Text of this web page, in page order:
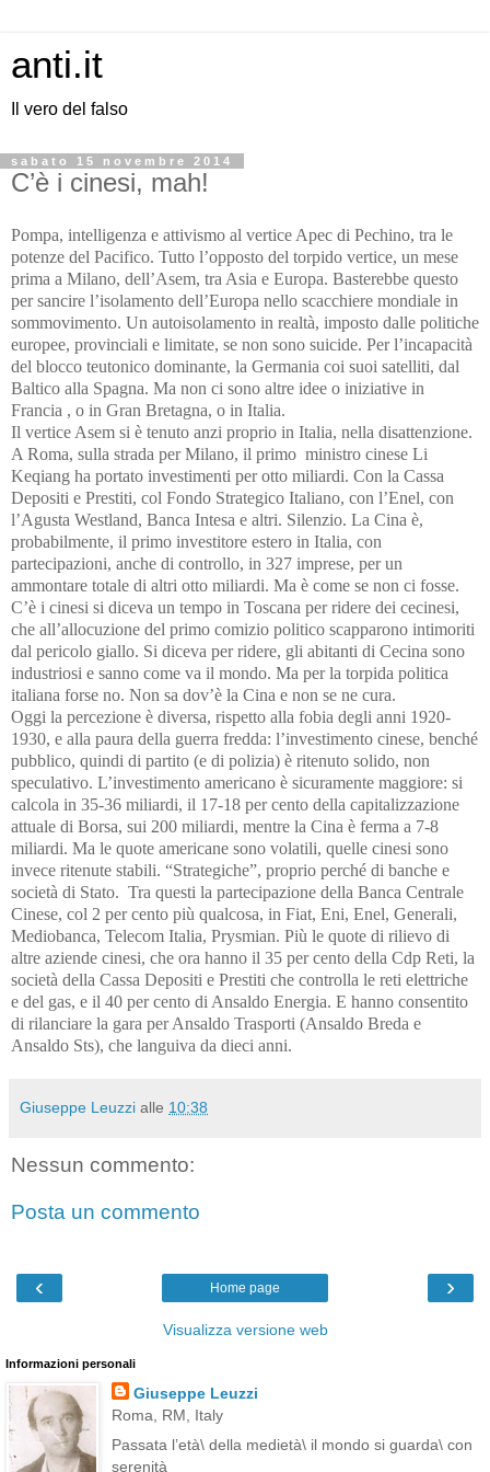
anti.it
Il vero del falso
sabato 15 novembre 2014
C’è i cinesi, mah!
Pompa, intelligenza e attivismo al vertice Apec di Pechino, tra le
potenze del Pacifico. Tutto l’opposto del torpido vertice, un mese
prima a Milano, dell’Asem, tra Asia e Europa. Basterebbe questo
per sancire l’isolamento dell’Europa nello scacchiere mondiale in
sommovimento. Un autoisolamento in realtà, imposto dalle politiche
europee, provinciali e limitate, se non sono suicide. Per l’incapacità
del blocco teutonico dominante, la Germania coi suoi satelliti, dal
Baltico alla Spagna. Ma non ci sono altre idee o iniziative in
Francia , o in Gran Bretagna, o in Italia.
Il vertice Asem si è tenuto anzi proprio in Italia, nella disattenzione.
A Roma, sulla strada per Milano, il primo ministro cinese Li
Keqiang ha portato investimenti per otto miliardi. Con la Cassa
Depositi e Prestiti, col Fondo Strategico Italiano, con l’Enel, con
l’Agusta Westland, Banca Intesa e altri. Silenzio. La Cina è,
probabilmente, il primo investitore estero in Italia, con
partecipazioni, anche di controllo, in 327 imprese, per un
ammontare totale di altri otto miliardi. Ma è come se non ci fosse.
C’è i cinesi si diceva un tempo in Toscana per ridere dei cecinesi,
che all’allocuzione del primo comizio politico scapparono intimoriti
dal pericolo giallo. Si diceva per ridere, gli abitanti di Cecina sono
industriosi e sanno come va il mondo. Ma per la torpida politica
italiana forse no. Non sa dov’è la Cina e non se ne cura.
Oggi la percezione è diversa, rispetto alla fobia degli anni 1920-
1930, e alla paura della guerra fredda: l’investimento cinese, benché
pubblico, quindi di partito (e di polizia) è ritenuto solido, non
speculativo. L’investimento americano è sicuramente maggiore: si
calcola in 35-36 miliardi, il 17-18 per cento della capitalizzazione
attuale di Borsa, sui 200 miliardi, mentre la Cina è ferma a 7-8
miliardi. Ma le quote americane sono volatili, quelle cinesi sono
invece ritenute stabili. “Strategiche”, proprio perché di banche e
società di Stato. Tra questi la partecipazione della Banca Centrale
Cinese, col 2 per cento più qualcosa, in Fiat, Eni, Enel, Generali,
Mediobanca, Telecom Italia, Prysmian. Più le quote di rilievo di
altre aziende cinesi, che ora hanno il 35 per cento della Cdp Reti, la
società della Cassa Depositi e Prestiti che controlla le reti elettriche
e del gas, e il 40 per cento di Ansaldo Energia. E hanno consentito
di rilanciare la gara per Ansaldo Trasporti (Ansaldo Breda e
Ansaldo Sts), che languiva da dieci anni.
Giuseppe Leuzzi alle 10:38
Nessun commento:
Posta un commento
‹ ›
Home page
Visualizza versione web
Informazioni personali
Giuseppe Leuzzi
Roma, RM, Italy
Passata l’età\ della medietà\ il mondo si guarda\ con
serenità